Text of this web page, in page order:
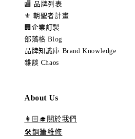
🏬 品牌列表
⚜️ 朝聖者計畫
🏢企業訂製
部落格 Blog
品牌知識庫 Brand Knowledge
雜談 Chaos
About Us
👩🏻‍🎓關於我們
🛠️鋼筆維修